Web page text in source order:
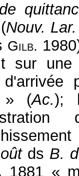
Nouv.
Gilb.
sur
» (Ac.);
ds B.
1881 «